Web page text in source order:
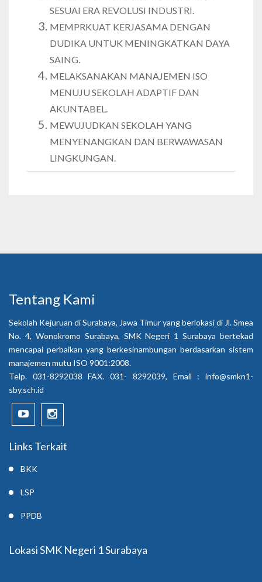
SESUAI ERA REVOLUSI INDUSTRI.
MEMPRKUAT KERJASAMA DENGAN
DUDIKA UNTUK MENINGKATKAN DAYA
SAING.
MELAKSANAKAN MANAJEMEN ISO
MENUJU SEKOLAH ADAPTIF DAN
AKUNTABEL.
MEWUJUDKAN SEKOLAH YANG
MENYENANGKAN DAN BERWAWASAN
LINGKUNGAN.
Tentang Kami
Sekolah Kejuruan di Surabaya, Jawa Timur yang berlokasi di Jl. Smea
No. 4, Wonokromo Surabaya, SMK Negeri 1 Surabaya bertekad
mencapai perbaikan yang berkesinambungan berdasarkan sistem
manajemen mutu ISO 9001:2008.
Telp. 031-8292038 FAX. 031- 8292039, Email : info@smkn1-
sby.sch.id
Links Terkait
BKK
LSP
PPDB
Lokasi SMK Negeri 1 Surabaya